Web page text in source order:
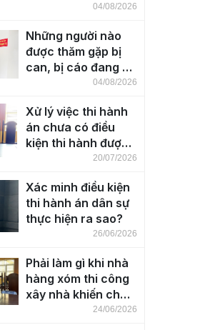
04/08/2026
Những người nào
được thăm gặp bị
can, bị cáo đang bị
04/08/2026
Xử lý việc thi hành
án chưa có điều
kiện thi hành được
thực hiện ra sao?
20/07/2026
Xác minh điều kiện
thi hành án dân sự
thực hiện ra sao?
26/06/2026
Phải làm gì khi nhà
hàng xóm thi công
xây nhà khiến cho
nhà bên cạnh bị24/06/2026